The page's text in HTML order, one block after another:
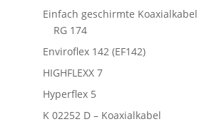
Einfach geschirmte Koaxialkabel
RG 174
Enviroflex 142 (EF142)
HIGHFLEXX 7
Hyperflex 5
K 02252 D – Koaxialkabel